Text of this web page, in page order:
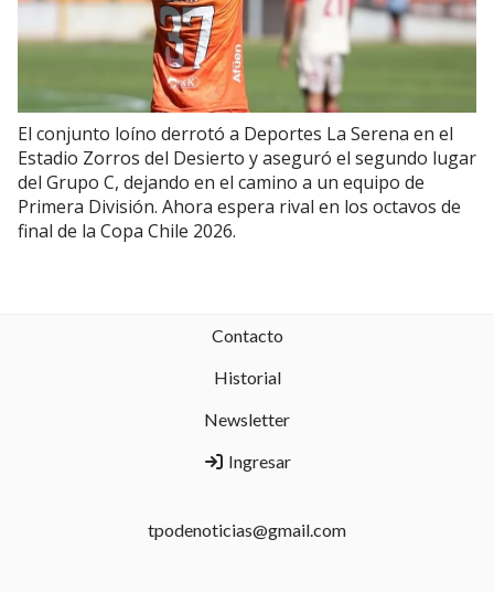
El conjunto loíno derrotó a Deportes La Serena en el
Estadio Zorros del Desierto y aseguró el segundo lugar
del Grupo C, dejando en el camino a un equipo de
Primera División. Ahora espera rival en los octavos de
final de la Copa Chile 2026.
Contacto
Historial
Newsletter
Ingresar
tpodenoticias@gmail.com